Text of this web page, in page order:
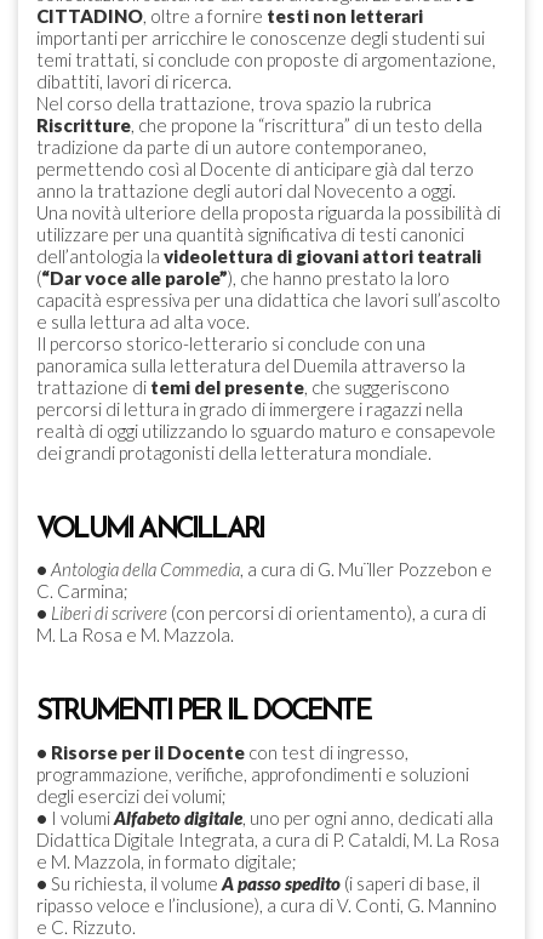
CITTADINO, oltre a fornire testi non letterari
importanti per arricchire le conoscenze degli studenti sui
temi trattati, si conclude con proposte di argomentazione,
dibattiti, lavori di ricerca.
Nel corso della trattazione, trova spazio la rubrica
Riscritture, che propone la “riscrittura” di un testo della
tradizione da parte di un autore contemporaneo,
permettendo così al Docente di anticipare già dal terzo
anno la trattazione degli autori dal Novecento a oggi.
Una novità ulteriore della proposta riguarda la possibilità di
utilizzare per una quantità significativa di testi canonici
dell’antologia la videolettura di giovani attori teatrali
(“Dar voce alle parole”), che hanno prestato la loro
capacità espressiva per una didattica che lavori sull’ascolto
e sulla lettura ad alta voce.
Il percorso storico-letterario si conclude con una
panoramica sulla letteratura del Duemila attraverso la
trattazione di temi del presente, che suggeriscono
percorsi di lettura in grado di immergere i ragazzi nella
realtà di oggi utilizzando lo sguardo maturo e consapevole
dei grandi protagonisti della letteratura mondiale.
VOLUMI ANCILLARI
• Antologia della Commedia, a cura di G. Mu¨ller Pozzebon e
C. Carmina;
• Liberi di scrivere (con percorsi di orientamento), a cura di
M. La Rosa e M. Mazzola.
STRUMENTI PER IL DOCENTE
• Risorse per il Docente con test di ingresso,
programmazione, verifiche, approfondimenti e soluzioni
degli esercizi dei volumi;
• I volumiAlfabeto digitale , uno per ogni anno, dedicati alla
Didattica Digitale Integrata, a cura di P. Cataldi, M. La Rosa
e M. Mazzola, in formato digitale;
• Su richiesta, il volume A passo spedito (i saperi di base, il
ripasso veloce e l’inclusione), a cura di V. Conti, G. Mannino
e C. Rizzuto.